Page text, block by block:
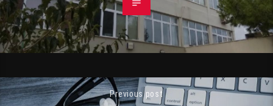
Previous post